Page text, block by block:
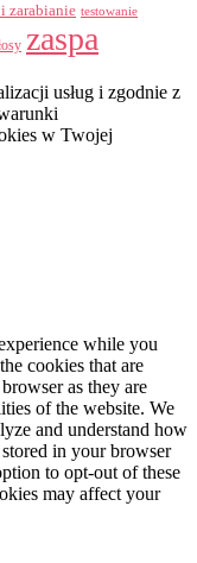
zarabianie testowanie
zaspa
usług i zgodnie z
w Twojej
while you
cookies that are
as they are
of the website. We
and understand how
in your browser
to opt-out of these
may affect your